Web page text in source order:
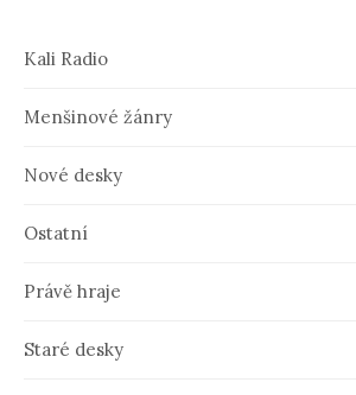
Kali Radio
Menšinové žánry
Nové desky
Ostatní
Právě hraje
Staré desky